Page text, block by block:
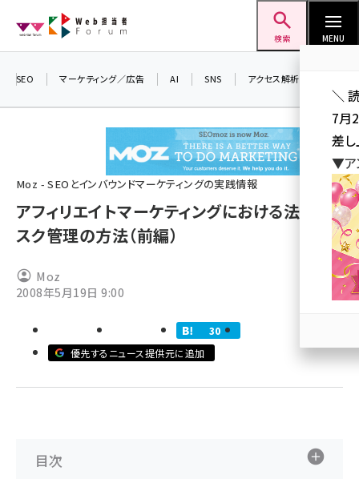
ン
検索 MENU
seo (3516)
ai (2799)
youtube (2420)
セミナー (2296)
z世代 (1617)
meo (1274)
llmo (1155)
SEO マーケティング／広告 AI SNS アクセス解析／データ分析
Moz - SEOとインバウンドマーケティングの実践情報
アフィリエイトマーケティングにおける法的リ
スク管理の方法（前編）
Moz
2008年5月19日 9:00
30
優先するニュース提供元に追加
目次
＼
7月
差し
▼ア